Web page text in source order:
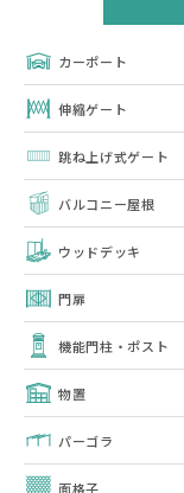
カーポート
伸縮ゲート
跳ね上げ式ゲート
バルコニー屋根
ウッドデッキ
門扉
機能門柱・ポスト
物置
パーゴラ
面格子